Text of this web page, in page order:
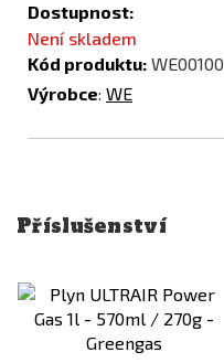
Dostupnost:
Není skladem
Kód produktu: WE00100
Výrobce: WE
Příslušenství